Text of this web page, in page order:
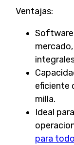
Ventajas:
Software
eficiente
milla.
Ideal
para